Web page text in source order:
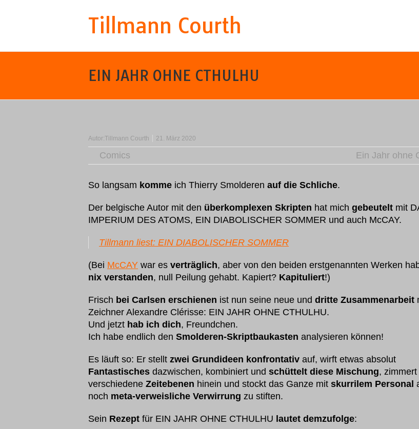
Tillmann Courth
EIN JAHR OHNE CTHULHU
Autor:Tillmann Courth 21. März 2020
Comics Ein Jahr ohne
So langsam komme ich Thierry Smolderen auf die Schliche.
Der belgische Autor mit den überkomplexen Skripten hat mich gebeutelt mit
IMPERIUM DES ATOMS, EIN DIABOLISCHER SOMMER und auch McCAY.
Tillmann liest: EIN DIABOLISCHER SOMMER
(Bei McCAY war es verträglich, aber von den beiden erstgenannten Werken
nix verstanden, null Peilung gehabt. Kapiert? Kapituliert!)
Frisch bei Carlsen erschienen ist nun seine neue und dritte Zusammenarbeit
Zeichner Alexandre Clérisse: EIN JAHR OHNE CTHULHU.
Und jetzt hab ich dich, Freundchen.
Ich habe endlich den Smolderen-Skriptbaukasten analysieren können!
Es läuft so: Er stellt zwei Grundideen konfrontativ auf, wirft etwas absolut
Fantastisches dazwischen, kombiniert und schüttelt diese Mischung, zimmert
verschiedene Zeitebenen hinein und stockt das Ganze mit skurrilem Personal
noch meta-verweisliche Verwirrung zu stiften.
Sein Rezept für EIN JAHR OHNE CTHULHU lautet demzufolge: